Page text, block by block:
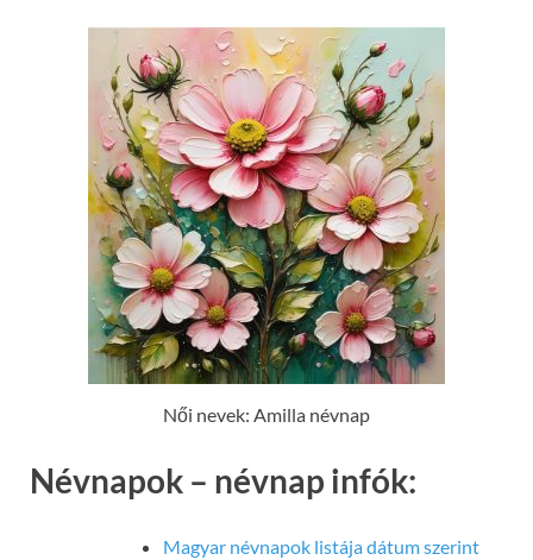
Női nevek: Amilla névnap
Névnapok – névnap infók:
Magyar névnapok listája dátum szerint